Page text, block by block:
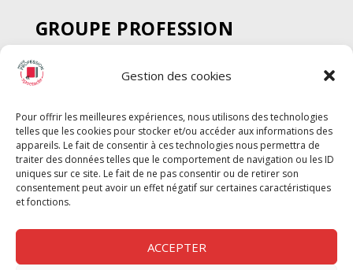
Gestion des cookies
Pour offrir les meilleures expériences, nous utilisons des technologies
telles que les cookies pour stocker et/ou accéder aux informations des
appareils. Le fait de consentir à ces technologies nous permettra de
traiter des données telles que le comportement de navigation ou les ID
uniques sur ce site. Le fait de ne pas consentir ou de retirer son
consentement peut avoir un effet négatif sur certaines caractéristiques
et fonctions.
ACCEPTER
GROUPE PROFESSION
SPECTACLE
Chèque Intermittents
Chèque Compta
Chèque Emploi Spectacle
G-Pods
Profession Audio-visuel